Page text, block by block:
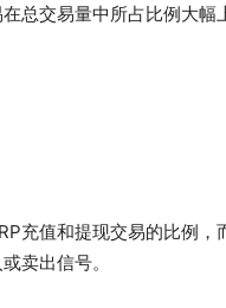
总交易量中所占比例大幅
充值和提现交易的比例，
卖出信号。